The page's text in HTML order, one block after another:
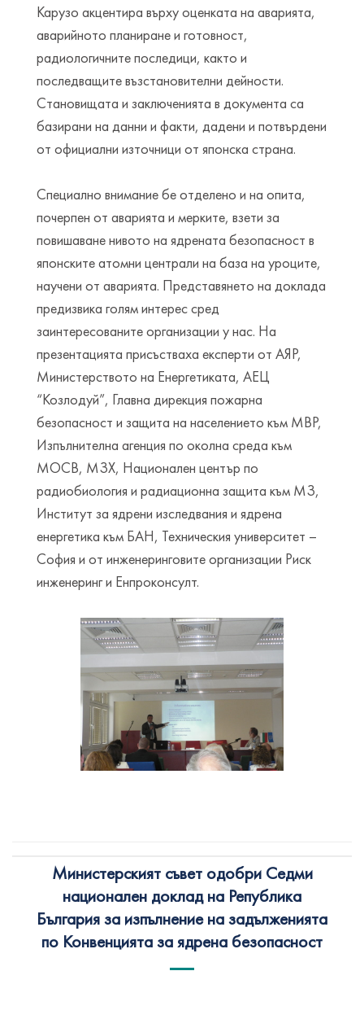
Карузо акцентира върху оценката на аварията,
аварийното планиране и готовност,
радиологичните последици, както и
последващите възстановителни дейности.
Становищата и заключенията в документа са
базирани на данни и факти, дадени и потвърдени
от официални източници от японска страна.
Специално внимание бе отделено и на опита,
почерпен от аварията и мерките, взети за
повишаване нивото на ядрената безопасност в
японските атомни централи на база на уроците,
научени от аварията. Представянето на доклада
предизвика голям интерес сред
заинтересованите организации у нас. На
презентацията присъстваха експерти от АЯР,
Министерството на Енергетиката, АЕЦ
“Козлодуй”, Главна дирекция пожарна
безопасност и защита на населението към МВР,
Изпълнителна агенция по околна среда към
МОСВ, МЗХ, Национален център по
радиобиология и радиационна защита към МЗ,
Институт за ядрени изследвания и ядрена
енергетика към БАН, Техническия университет –
София и от инженеринговите организации Риск
инженеринг и Енпроконсулт.
Министерският съвет одобри Седми
национален доклад на Република
България за изпълнение на задълженията
по Конвенцията за ядрена безопасност